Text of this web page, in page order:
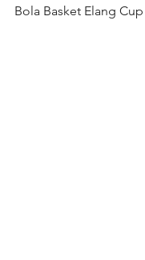
Bola Basket Elang